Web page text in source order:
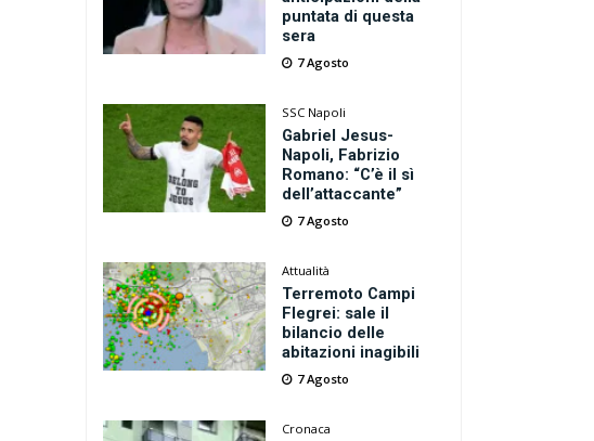
puntata di questa
sera
7 Agosto
SSC Napoli
Gabriel Jesus-
Napoli, Fabrizio
Romano: “C’è il sì
dell’attaccante”
7 Agosto
Attualità
Terremoto Campi
Flegrei: sale il
bilancio delle
abitazioni inagibili
7 Agosto
Cronaca